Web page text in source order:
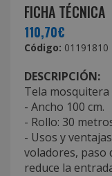
FICHA TÉCNICA
110,70€
Código: 01191810
DESCRIPCIÓN:
Tela
- Ancho 100 cm.
- Rollo: 30
- Usos y
voladores, paso
reduce la